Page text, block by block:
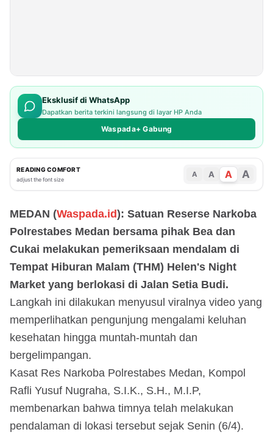
Eksklusif di WhatsApp
Dapatkan berita terkini langsung di layar HP Anda
Waspada+ Gabung
READING COMFORT
adjust the font size
A A A A
MEDAN (Waspada.id): Satuan Reserse Narkoba
Polrestabes Medan bersama pihak Bea dan
Cukai melakukan pemeriksaan mendalam di
Tempat Hiburan Malam (THM) Helen's Night
Market yang berlokasi di Jalan Setia Budi.
Langkah ini dilakukan menyusul viralnya video yang
memperlihatkan pengunjung mengalami keluhan
kesehatan hingga muntah-muntah dan
bergelimpangan.
Kasat Res Narkoba Polrestabes Medan, Kompol
Rafli Yusuf Nugraha, S.I.K., S.H., M.I.P,
membenarkan bahwa timnya telah melakukan
pendalaman di lokasi tersebut sejak Senin (6/4).